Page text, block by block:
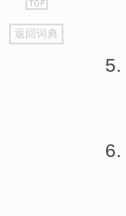
go
top
返回词典